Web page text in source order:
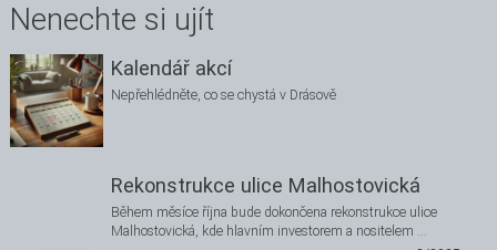
Nenechte si ujít
Kalendář akcí
Nepřehlédněte, co se chystá v Drásově
Rekonstrukce ulice Malhostovická
Během měsíce října bude dokončena rekonstrukce ulice
Malhostovická, kde hlavním investorem a nositelem …